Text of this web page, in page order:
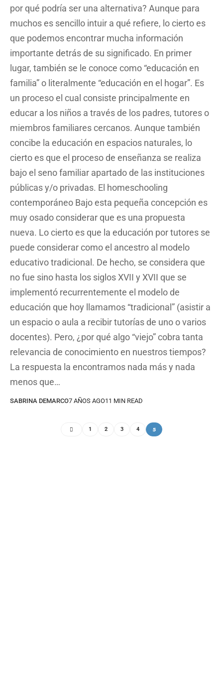
por qué podría ser una alternativa? Aunque para
muchos es sencillo intuir a qué refiere, lo cierto es
que podemos encontrar mucha información
importante detrás de su significado. En primer
lugar, también se le conoce como “educación en
familia” o literalmente “educación en el hogar”. Es
un proceso el cual consiste principalmente en
educar a los niños a través de los padres, tutores o
miembros familiares cercanos. Aunque también
concibe la educación en espacios naturales, lo
cierto es que el proceso de enseñanza se realiza
bajo el seno familiar apartado de las instituciones
públicas y/o privadas. El homeschooling
contemporáneo Bajo esta pequeña concepción es
muy osado considerar que es una propuesta
nueva. Lo cierto es que la educación por tutores se
puede considerar como el ancestro al modelo
educativo tradicional. De hecho, se considera que
no fue sino hasta los siglos XVII y XVII que se
implementó recurrentemente el modelo de
educación que hoy llamamos “tradicional” (asistir a
un espacio o aula a recibir tutorías de uno o varios
docentes). Pero, ¿por qué algo “viejo” cobra tanta
relevancia de conocimiento en nuestros tiempos?
La respuesta la encontramos nada más y nada
menos que…
SABRINA DEMARCO7 AÑOS AGO11 MIN READ
1 2 3 4 5